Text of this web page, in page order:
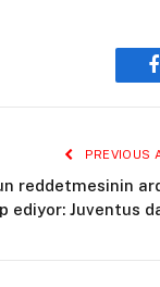
PREVIOUS
reddetmesinin
ediyor: Juventus